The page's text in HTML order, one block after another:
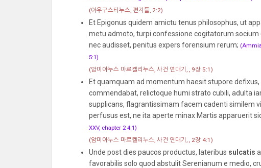
(아우구스티누스, 편지들, 2:2)
Et Epigonus quidem amictu tenus philosophus, ut
metu admoto, turpi confessione cogitatorum
nec audisset, penitus expers forensium rerum;
5:1)
(암미아누스 마르켈리누스, 사건 연대기, , 9장 5:1)
Et quamquam ad momentum haesit stupore
commendabat, relictoque humi strato cubili, adulta
supplicans, flagrantissimam facem cadenti similem
perfusus est, ne ita aperte minax Martis apparuerit
XXV, chapter 2 4:1)
(암미아누스 마르켈리누스, 사건 연대기, , 2장 4:1)
Unde post dies paucos productus, lateribus sulcatis
favorabilis solo quod abstulit Serenianum e medio,